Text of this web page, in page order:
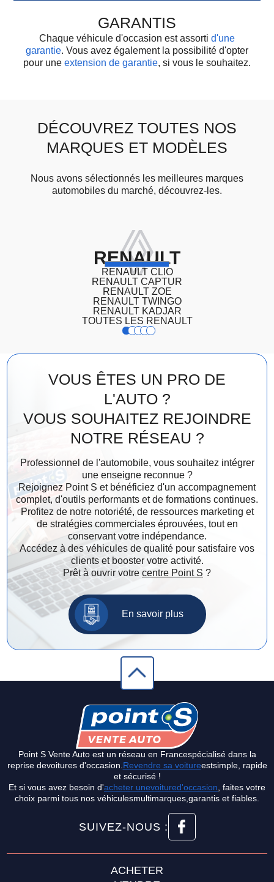
GARANTIS
Chaque véhicule d'occasion est assorti d'une
garantie. Vous avez également la possibilité d'opter
pour une extension de garantie, si vous le souhaitez.
DÉCOUVREZ TOUTES NOS
MARQUES ET MODÈLES
Nous avons sélectionnés les meilleures marques
automobiles du marché, découvrez-les.
RENAULT
RENAULT CLIO
RENAULT CAPTUR
RENAULT ZOE
RENAULT TWINGO
RENAULT KADJAR
TOUTES LES RENAULT
2 3 4
VOUS ÊTES UN PRO DE
L'AUTO ?
VOUS SOUHAITEZ REJOINDRE
NOTRE RÉSEAU ?
Professionnel de l'automobile, vous souhaitez intégrer
une enseigne reconnue ?
Rejoignez Point S et bénéficiez d'un accompagnement
complet, d'outils performants et de formations continues.
Profitez de notre notoriété, de ressources marketing et
de stratégies commerciales éprouvées, tout en
conservant votre indépendance.
Accédez à des véhicules de qualité pour satisfaire vos
clients et booster votre activité.
Prêt à ouvrir votre centre Point S ?
En savoir plus
Point S Vente Auto est un réseau en Francespécialisé dans la
reprise devoitures d'occasion. Revendre sa voitureestsimple, rapide
et sécurisé !
Et si vous avez besoin d'acheter unevoitured'occasion , faites votre
choix parmi tous nos véhiculesmultimarques,garantis et fiables.
SUIVEZ-NOUS :
ACHETER